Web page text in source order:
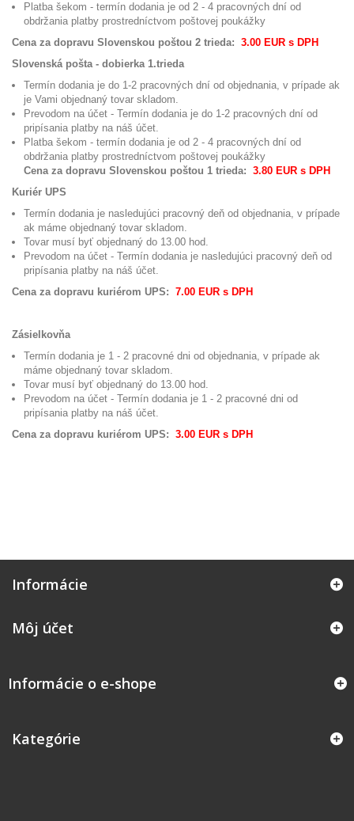
Platba šekom - termín dodania je od 2 - 4 pracovných dní od
obdržania platby prostredníctvom poštovej poukážky
Cena za dopravu Slovenskou poštou 2 trieda: 3.00 EUR s DPH
Slovenská pošta - dobierka 1.trieda
Termín dodania je do 1-2 pracovných dní od objednania, v prípade ak
je Vami objednaný tovar skladom.
Prevodom na účet - Termín dodania je do 1-2 pracovných dní od
pripísania platby na náš účet.
Platba šekom - termín dodania je od 2 - 4 pracovných dní od
obdržania platby prostredníctvom poštovej poukážky
Cena za dopravu Slovenskou poštou 1 trieda: 3.80 EUR s DPH
Kuriér UPS
Termín dodania je nasledujúci pracovný deň od objednania, v prípade
ak máme objednaný tovar skladom.
Tovar musí byť objednaný do 13.00 hod.
Prevodom na účet - Termín dodania je nasledujúci pracovný deň od
pripísania platby na náš účet.
Cena za dopravu kuriérom UPS: 7.00 EUR s DPH
Zásielkovňa
Termín dodania je 1 - 2 pracovné dni od objednania, v prípade ak
máme objednaný tovar skladom.
Tovar musí byť objednaný do 13.00 hod.
Prevodom na účet - Termín dodania je 1 - 2 pracovné dni od
pripísania platby na náš účet.
Cena za dopravu kuriérom UPS: 3.00 EUR s DPH
Informácie
Môj účet
Informácie o e-shope
Kategórie